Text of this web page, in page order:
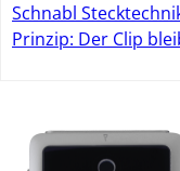
Schnabl
Prinzip: Der Clip